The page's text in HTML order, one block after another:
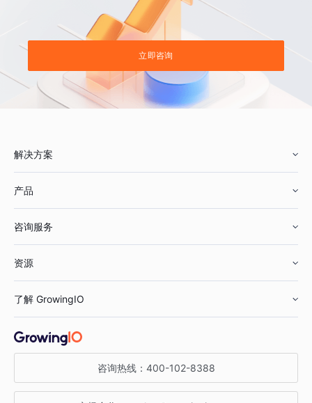
立即咨询
解决方案
鞋服行业
汽车行业
金融行业
产品
智能运营
获客分析
咨询服务
资源
增长公开课
增长博客
了解 GrowingIO
关于 GrowingIO
增长大会
咨询热线： 400-102-8388